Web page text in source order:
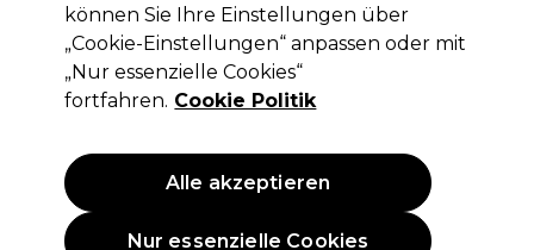
(380)
5,05 €ohne MwSt.
(PROFI-PREIS)
6,01 €inkl. MwSt.)| 5.05 € pro 100ml
ANGEBOT
können Sie Ihre Einstellungen über
„Cookie-Einstellungen“ anpassen oder mit
„Nur essenzielle Cookies“
fortfahren. Cookie Politik
Nur essenzielle Cookies
Alle akzeptieren